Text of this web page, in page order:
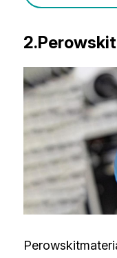
2.Perowskit